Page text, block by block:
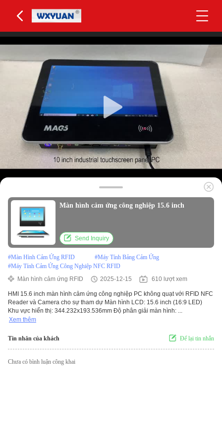
Màn hình cảm ứng công nghiệp 15.6 inch
Send Inquiry
#Màn Hình Cảm Ứng RFID #Máy Tính Bảng Cảm Ứng
#Máy Tính Cảm Ứng Công Nghiệp NFC RFID
Màn hình cảm ứng RFID
2025-12-15 610 lượt xem
HMI 15.6 inch màn hình cảm ứng công nghiệp PC không quạt với RFID NFC
Reader và Camera cho sự tham dự Màn hình LCD: 15.6 inch (16:9 LED)
Khu vực hiển thị: 344.232x193.536mm Độ phân giải màn hình: ...
Xem thêm
Tin nhắn của khách Để lại tin nhắn
Chưa có bình luận công khai